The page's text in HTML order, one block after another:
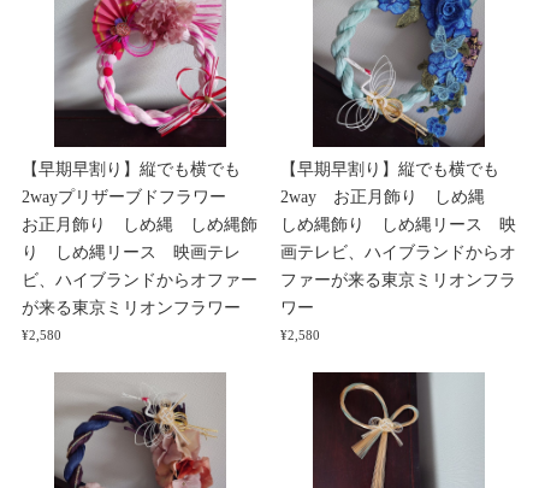
【早期早割り】縦でも横でも
2wayプリザーブドフラワー
お正月飾り しめ縄 しめ縄飾
り しめ縄リース 映画テレ
ビ、ハイブランドからオファー
が来る東京ミリオンフラワー
¥2,580
【早期早割り】縦でも横でも
2way お正月飾り しめ縄
しめ縄飾り しめ縄リース 映
画テレビ、ハイブランドからオ
ファーが来る東京ミリオンフラ
ワー
¥2,580